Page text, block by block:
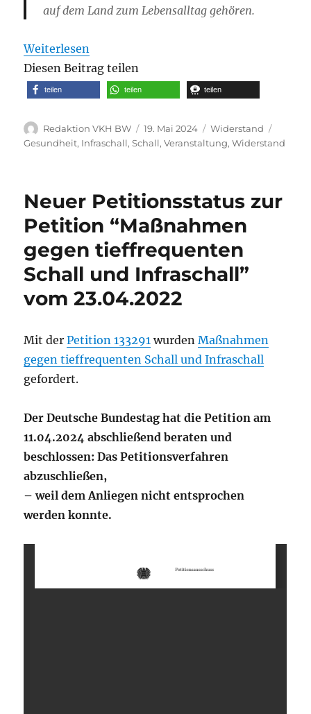
auf dem Land zum Lebensalltag gehören.
Weiterlesen
Diesen Beitrag teilen
teilen teilen teilen
Autor
Redaktion VKH BW
Veröffentlicht
am
19. Mai 2024 Kategorien
Widerstand
Gesundheit, Infraschall,Schall,Veranstaltung,Widerstand
Neuer Petitionsstatus zur
Petition “Maßnahmen
gegen tieffrequenten
Schall und Infraschall”
vom 23.04.2022
Mit derPetition 133291 wurdenMaßnahmen
gegen tieffrequenten Schall und Infraschall
gefordert.
Der Deutsche Bundestag hat die Petition am
11.04.2024 abschließend beraten und
beschlossen: Das Petitionsverfahren
abzuschließen,
– weil dem Anliegen nicht entsprochen
werden konnte.